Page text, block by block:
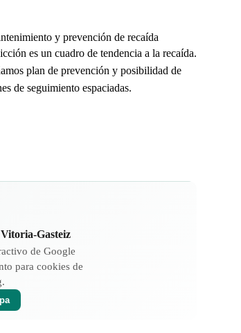
y prevención de recaída
es un cuadro de tendencia a la recaída.
plan de prevención y posibilidad de
de seguimiento espaciadas.
Gasteiz
de Google
para cookies de